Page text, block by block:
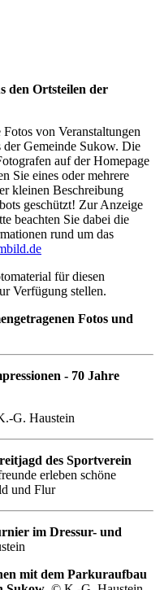
den Ortsteilen der
von Veranstaltungen
der Gemeinde Sukow. Die
auf der Homepage
Sie eines oder mehrere
kleinen Beschreibung
geschützt! Zur Anzeige
beachten Sie dabei die
rund um das
für diesen
Verfügung stellen.
Fotos und
- 70 Jahre
G. Haustein
des Sportverein
erleben schöne
und Flur
im Dressur- und
mit dem Parkuraufbau